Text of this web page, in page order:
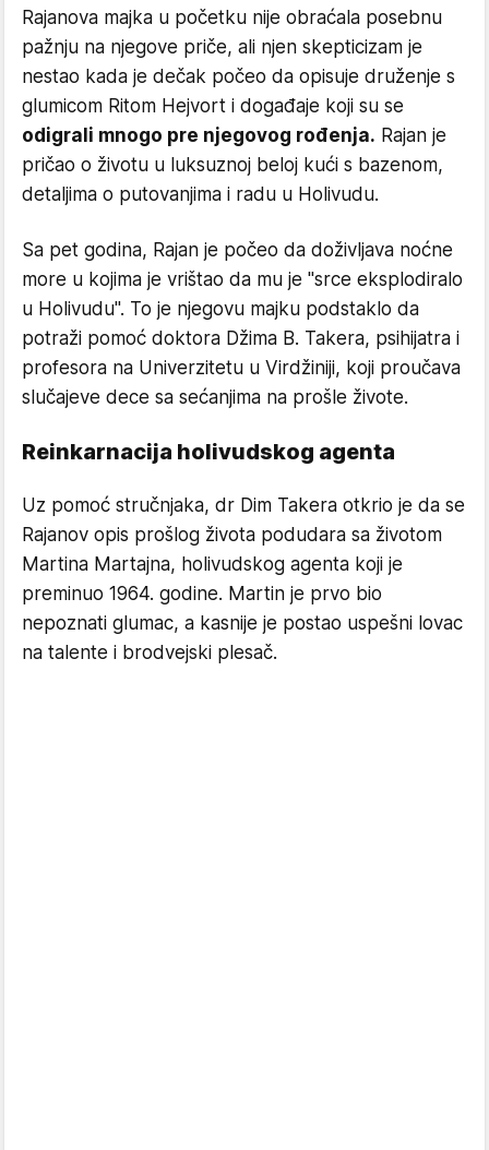
Rajanova majka u početku nije obraćala posebnu
pažnju na njegove priče, ali njen skepticizam je
nestao kada je dečak počeo da opisuje druženje s
glumicom Ritom Hejvort i događaje koji su se
odigrali mnogo pre njegovog rođenja. Rajan je
pričao o životu u luksuznoj beloj kući s bazenom,
detaljima o putovanjima i radu u Holivudu.
Sa pet godina, Rajan je počeo da doživljava noćne
more u kojima je vrištao da mu je "srce eksplodiralo
u Holivudu". To je njegovu majku podstaklo da
potraži pomoć doktora Džima B. Takera, psihijatra i
profesora na Univerzitetu u Virdžiniji, koji proučava
slučajeve dece sa sećanjima na prošle živote.
Reinkarnacija holivudskog agenta
Uz pomoć stručnjaka, dr Dim Takera otkrio je da se
Rajanov opis prošlog života podudara sa životom
Martina Martajna, holivudskog agenta koji je
preminuo 1964. godine. Martin je prvo bio
nepoznati glumac, a kasnije je postao uspešni lovac
na talente i brodvejski plesač.